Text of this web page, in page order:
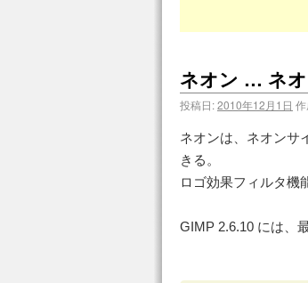
ネオン … ネ
投稿日:2010年12月1日
ネオンは、ネオンサ
きる。
ロゴ効果フィルタ機
GIMP 2.6.10 には、